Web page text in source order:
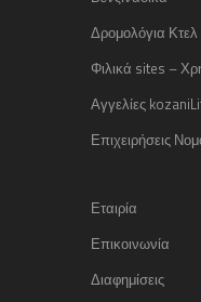
Δρομολόγια Κτελ
Φιλικά sites –
Αγγελίες
Επιχειρήσεις
Εταιρία
Επικοινωνία
Διαφημίσεις